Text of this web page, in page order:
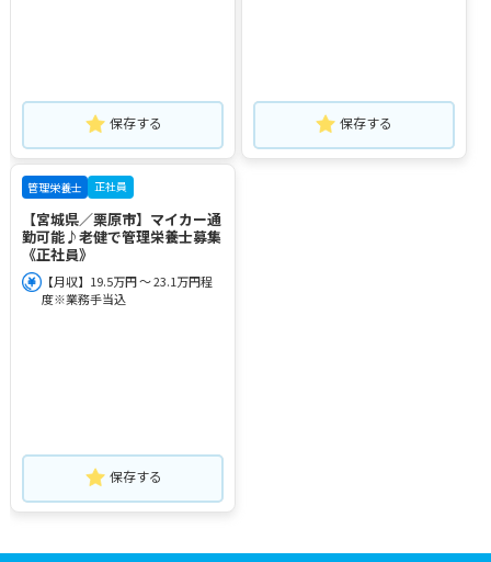
保存する 保存する
管理栄養士 正社員
【宮城県／栗原市】マイカー通
勤可能♪老健で管理栄養士募集
《正社員》
【月収】19.5万円 ～ 23.1万円程
度※業務手当込
保存する